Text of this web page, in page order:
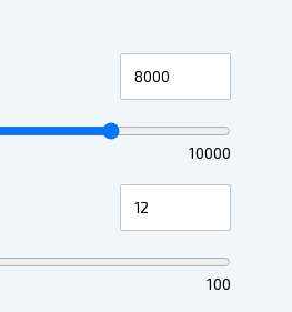
10000
100